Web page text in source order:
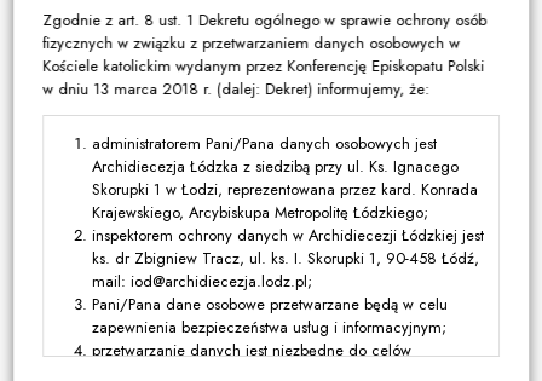
Program duszpasterski
Kalendarz pracy duszpasterskiej
Duszpasterstwo specjalistyczne
Ruchy i stowarzyszenia
Multimedia
Filmy
Zdjęcia
Media katolickie
Kontakt
Zgodnie z art. 8 ust. 1 Dekretu ogólnego w sprawie ochrony osób
fizycznych w związku z przetwarzaniem danych osobowych w
Kościele katolickim wydanym przez Konferencję Episkopatu Polski
w dniu 13 marca 2018 r. (dalej: Dekret) informujemy, że:
administratorem Pani/Pana danych osobowych jest
Archidiecezja Łódzka z siedzibą przy ul. Ks. Ignacego
Skorupki 1 w Łodzi, reprezentowana przez kard. Konrada
Krajewskiego, Arcybiskupa Metropolitę Łódzkiego;
inspektorem ochrony danych w Archidiecezji Łódzkiej jest
ks. dr Zbigniew Tracz, ul. ks. I. Skorupki 1, 90-458 Łódź,
mail: iod@archidiecezja.lodz.pl;
Pani/Pana dane osobowe przetwarzane będą w celu
zapewnienia bezpieczeństwa usług i informacyjnym;
przetwarzanie danych jest niezbędne do celów